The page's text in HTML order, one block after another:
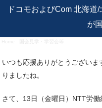
ドコモおよびCom 北海道
が
いつも応援ありがとうござい
りましたね。
さて、13日（金曜日）NTT労